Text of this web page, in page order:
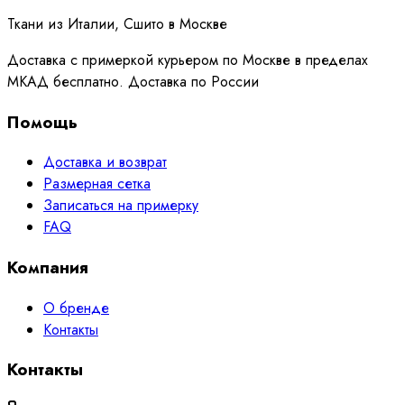
Ткани из Италии, Сшито в Москве
Доставка с примеркой курьером по Москве в пределах
МКАД бесплатно. Доставка по России
Помощь
Доставка и возврат
Размерная сетка
Записаться на примерку
FAQ
Компания
О бренде
Контакты
Контакты